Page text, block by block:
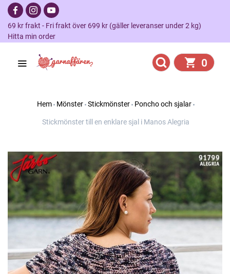
69 kr frakt - Fri frakt över 699 kr (gäller leveranser under 2 kg)
Hitta min order
0
Hem Mönster Stickmönster Poncho och sjalar
Stickmönster till en enklare sjal i Manos Alegria